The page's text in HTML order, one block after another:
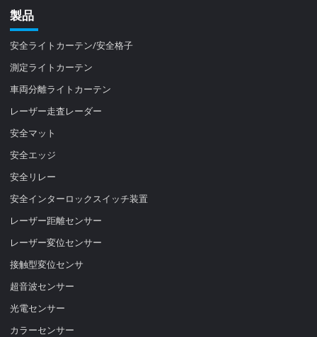
製品
安全ライトカーテン/安全格子
測定ライトカーテン
車両分離ライトカーテン
レーザー走査レーダー
安全マット
安全エッジ
安全リレー
安全インターロックスイッチ装置
レーザー距離センサー
レーザー変位センサー
接触型変位センサ
超音波センサー
光電センサー
カラーセンサー